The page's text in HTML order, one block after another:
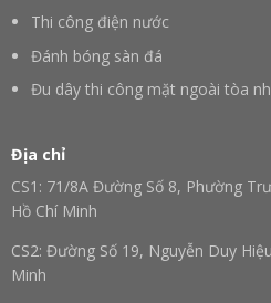
Thi công điện nước
Đánh bóng sàn đá
Đu dây thi công mặt ngoài tòa
Địa chỉ
CS1: 71/8A Đường Số 8, Phường
Hồ Chí Minh
CS2: Đường Số 19, Nguyễn Duy
Minh